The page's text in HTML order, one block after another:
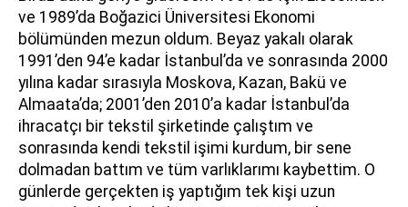
ve 1989’da Boğazici Üniversitesi Ekonomi
bölümünden mezun oldum. Beyaz yakalı olarak
1991’den 94’e kadar İstanbul’da ve sonrasında 2000
yılına kadar sırasıyla Moskova, Kazan, Bakü ve
Almaata’da; 2001’den 2010’a kadar İstanbul’da
ihracatçı bir tekstil şirketinde çalıştım ve
sonrasında kendi tekstil işimi kurdum, bir sene
dolmadan battım ve tüm varlıklarımı kaybettim. O
günlerde gerçekten iş yaptığım tek kişi uzun